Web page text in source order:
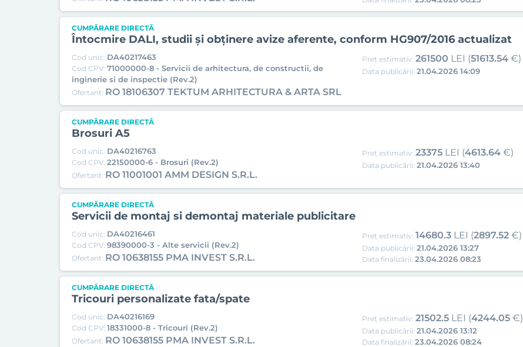
CUMPĂRARE DIRECTĂ
Întocmire DALI, studii și obținere avize aferente, conform HG907/2016 actualizat
Cod unic: DA40217463
Cod CPV: 71000000-8 - Servicii de arhitectura, de constructii, de
inginerie si de inspectie (Rev.2)
Ofertant: RO 18106307 TEKTUM ARHITECTURA & ARTA SRL
Preț estimativ:261500 LEI (51613.54 €)
Data publicării:21.04.2026 14:09
CUMPĂRARE DIRECTĂ
Brosuri A5
Cod unic: DA40216763
Cod CPV: 22150000-6 - Brosuri (Rev.2)
Ofertant: RO 11001001 AMM DESIGN S.R.L.
Preț estimativ:23375 LEI (4613.64 €)
Data publicării:21.04.2026 13:40
CUMPĂRARE DIRECTĂ
Servicii de montaj si demontaj materiale publicitare
Cod unic: DA40216461
Cod CPV: 98390000-3 - Alte servicii (Rev.2)
Ofertant: RO 10638155 PMA INVEST S.R.L.
Preț estimativ:14680.3 LEI (2897.52 €)
Data publicării:21.04.2026 13:27
Data finalizării:23.04.2026 08:23
CUMPĂRARE DIRECTĂ
Tricouri personalizate fata/spate
Cod unic: DA40216169
Cod CPV: 18331000-8 - Tricouri (Rev.2)
Ofertant: RO 10638155 PMA INVEST S.R.L.
Preț estimativ:21502.5 LEI (4244.05 €)
Data publicării:21.04.2026 13:12
Data finalizării:23.04.2026 08:24